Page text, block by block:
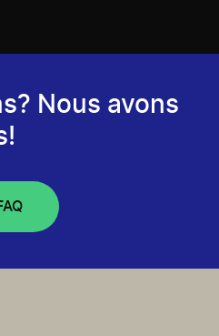
Nous avons